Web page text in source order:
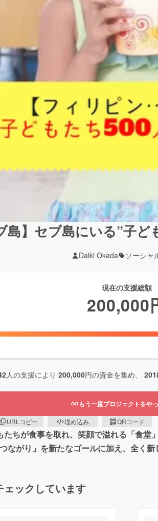
島】セブ島にいる”子
Daiki Okada ソーシャ
現在の支援総額
200,000
人の支援により 200,000円の資金を集め、
もう一度プロジェクトをや
URLコピー 埋め込み QRコード
ちが食事を取れ、笑顔で溢れる「食
がり」を新たなゴールに加え、全く新
ックしています